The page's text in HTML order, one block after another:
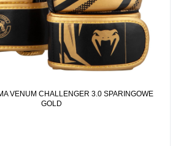
VENUM CHALLENGER 3.0 SPARINGOWE
GOLD